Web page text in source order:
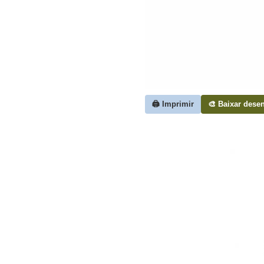
🖨️ Imprimir 🎨 Baixar